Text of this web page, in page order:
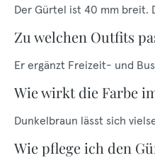
Der Gürtel ist 40 mm breit.
Zu welchen Outfits
Er ergänzt Freizeit- und
Wie wirkt die Farbe
Dunkelbraun lässt sich
Wie pflege ich den